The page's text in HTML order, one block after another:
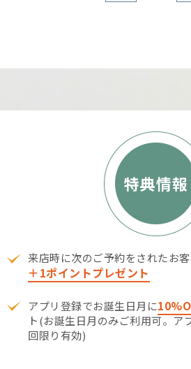
来店時に次のご予約をされたお
＋1ポイントプレゼント
アプリ登録でお誕生日月に
ト(お誕生日月のみご利用可。ア
回限り有効)